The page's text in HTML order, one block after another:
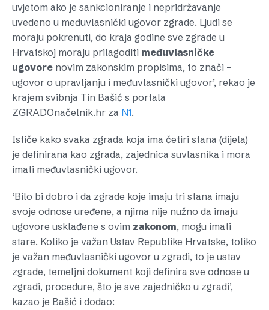
uvjetom ako je sankcioniranje i nepridržavanje
uvedeno u međuvlasnički ugovor zgrade. Ljudi se
moraju pokrenuti, do kraja godine sve zgrade u
Hrvatskoj moraju prilagoditi međuvlasničke
ugovore novim zakonskim propisima, to znači –
ugovor o upravljanju i međuvlasnički ugovor’, rekao je
krajem svibnja Tin Bašić s portala
ZGRADOnačelnik.hr za N1.
Ističe kako svaka zgrada koja ima četiri stana (dijela)
je definirana kao zgrada, zajednica suvlasnika i mora
imati međuvlasnički ugovor.
‘Bilo bi dobro i da zgrade koje imaju tri stana imaju
svoje odnose uređene, a njima nije nužno da imaju
ugovore usklađene s ovim zakonom, mogu imati
stare. Koliko je važan Ustav Republike Hrvatske, toliko
je važan međuvlasnički ugovor u zgradi, to je ustav
zgrade, temeljni dokument koji definira sve odnose u
zgradi, procedure, što je sve zajedničko u zgradi’,
kazao je Bašić i dodao: